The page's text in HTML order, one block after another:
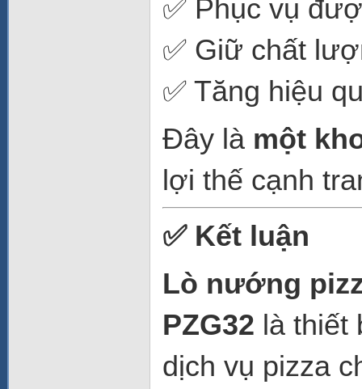
✅ Phục vụ
✅ Giữ chất
✅ Tăng hiệu
Đây là một
lợi thế cạnh
✅ Kết luận
Lò nướng
PZG32 là thiết
dịch vụ pizza